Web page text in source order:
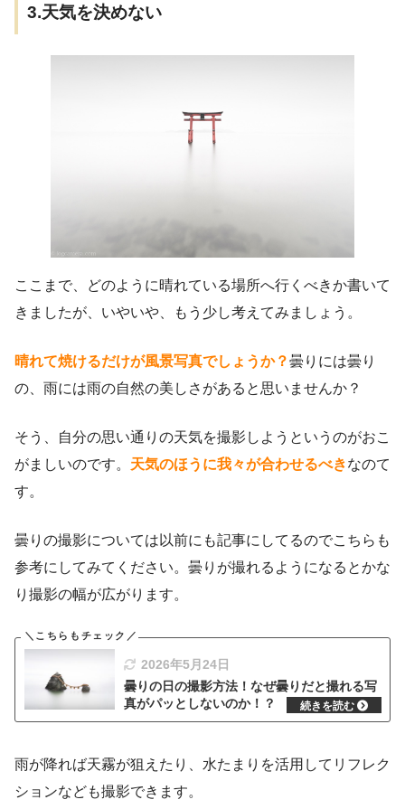
3.天気を決めない
ここまで、どのように晴れている場所へ行くべきか書いて
きましたが、いやいや、もう少し考えてみましょう。
晴れて焼けるだけが風景写真でしょうか？曇りには曇り
の、雨には雨の自然の美しさがあると思いませんか？
そう、自分の思い通りの天気を撮影しようというのがおこ
がましいのです。 天気のほうに我々が合わせるべきなのて
す。
曇りの撮影については以前にも記事にしてるのでこちらも
参考にしてみてください。曇りが撮れるようになるとかな
り撮影の幅が広がります。
2026年5月24日
曇りの日の撮影方法！なぜ曇りだと撮れる写
真がパッとしないのか！？
雨が降れば天霧が狙えたり、水たまりを活用してリフレク
ションなども撮影できます。